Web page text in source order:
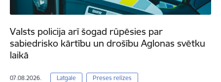
Valsts policija arī šogad rūpēsies par
sabiedrisko kārtību un drošību Aglonas svētku
laikā
07.08.2026. Latgale Preses relīzes